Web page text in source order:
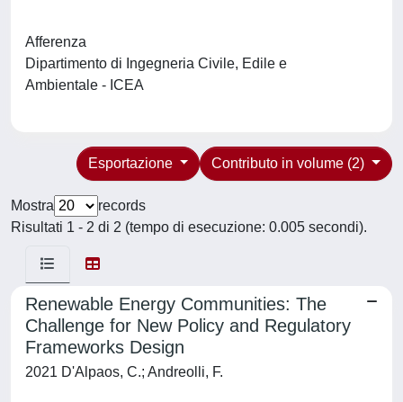
Afferenza
Dipartimento di Ingegneria Civile, Edile e
Ambientale - ICEA
Contributo in volume (2)
Esportazione
Mostra
records
Risultati 1 - 2 di 2 (tempo di esecuzione: 0.005 secondi).
Renewable Energy Communities: The
Challenge for New Policy and Regulatory
Frameworks Design
2021 D'Alpaos, C.; Andreolli, F.